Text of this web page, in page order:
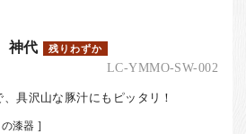
神代 残りわずか
LC-YMMO-SW-002
具沢山な豚汁にもピッタリ！
漆器 ]